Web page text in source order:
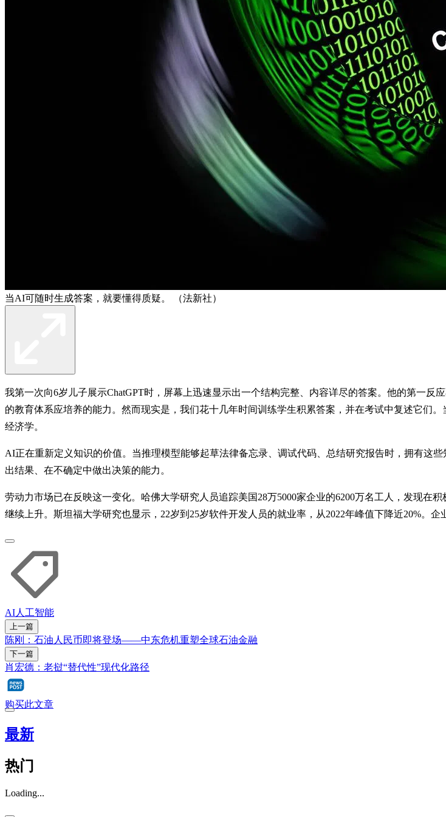
当AI可随时生成答案，就要懂得质疑。 （法新社）
我第一次向6岁儿子展示ChatGPT时，屏幕上迅速显示出一个结构完整、内容详尽的答案。他的第一
的教育体系应培养的能力。然而现实是，我们花十几年时间训练学生积累答案，并在考试中复述它们
经济学。
AI正在重新定义知识的价值。当推理模型能够起草法律备忘录、调试代码、总结研究报告时，拥有这
出结果、在不确定中做出决策的能力。
劳动力市场已在反映这一变化。哈佛大学研究人员追踪美国28万5000家企业的6200万名工人，发现在
继续上升。斯坦福大学研究也显示，22岁到25岁软件开发人员的就业率，从2022年峰值下降近20%。
AI人工智能
上一篇
陈刚：石油人民币即将登场——中东危机重塑全球石油金融
下一篇
肖宏德：老挝“替代性”现代化路径
购买此文章
最新
热门
Loading...